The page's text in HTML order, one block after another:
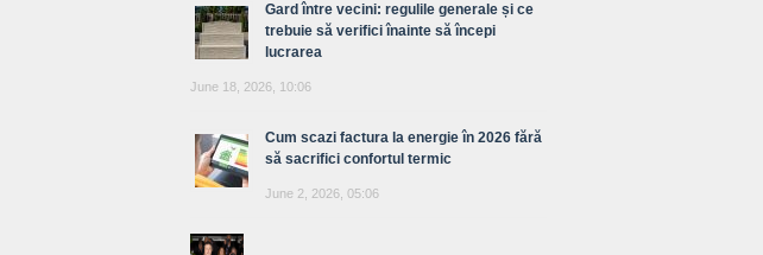
Gard între vecini: regulile generale și ce
trebuie să verifici înainte să începi
lucrarea
June 18, 2026, 10:06
Cum scazi factura la energie în 2026 fără
să sacrifici confortul termic
June 2, 2026, 05:06